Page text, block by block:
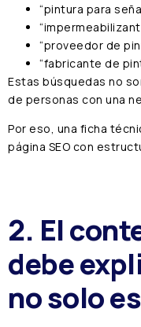
“pintura para
“proveedor de
“fabricante de
Estas búsquedas no
de personas con una
Por eso, una ficha
página SEO con
2. El
debe
no solo